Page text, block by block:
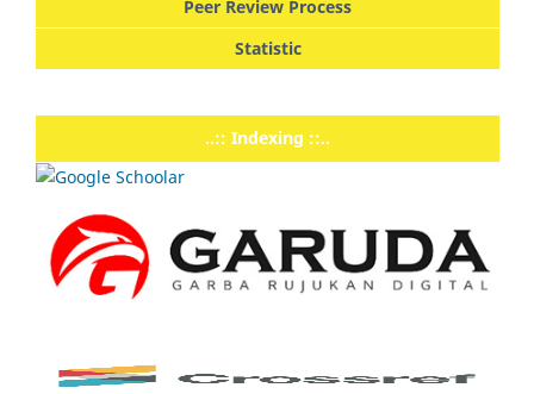
Peer Review Process
Statistic
..:: Indexing ::..